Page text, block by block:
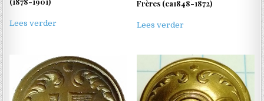
Lees verder
Frères (ca1848-1872)
Lees verder